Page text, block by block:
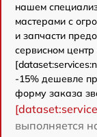
нашем
мастерами с
и запчасти
сервисном
-15% дешевле
форму заказа
выполняется